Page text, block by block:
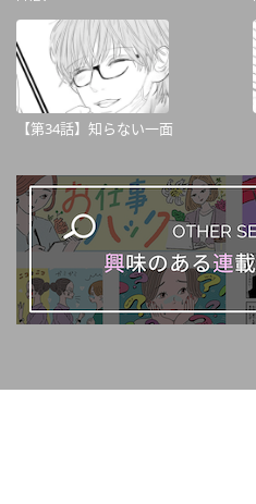
【第34話】知らない一面